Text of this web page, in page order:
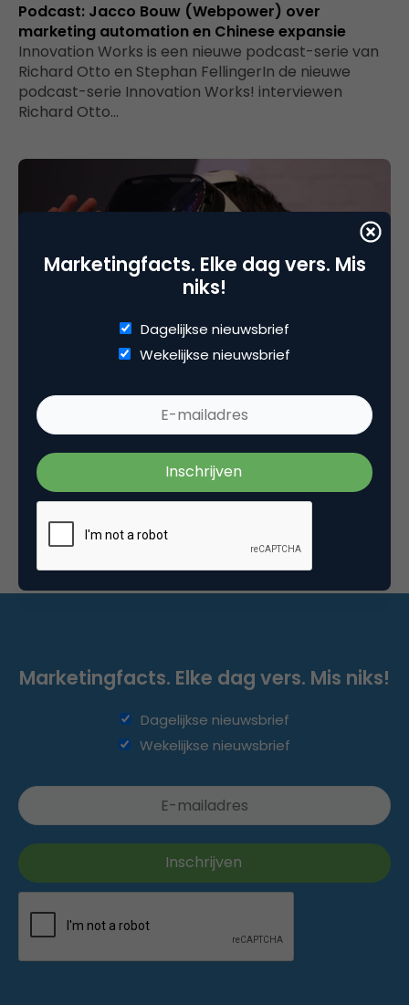
Podcast: Jacco Bouw (Webpower) over
marketing automation en Chinese expansie
Innovation Works is een nieuwe podcast-serie van
Richard Otto en Stephan FellingerIn de nieuwe
podcast-serie Innovation Works! interviewen
Richard Otto…
grond te komen
De laatste tijd is er veel nieuws te lezen over
360gradenvideo’s en vooral virtual reality, maar
wat zijn de mogelijkheden op…
Marketingfacts. Elke dag vers. Mis
niks!
Dagelijkse nieuwsbrief
Wekelijkse nieuwsbrief
Marketingfacts. Elke dag vers. Mis niks!
Dagelijkse nieuwsbrief
Wekelijkse nieuwsbrief